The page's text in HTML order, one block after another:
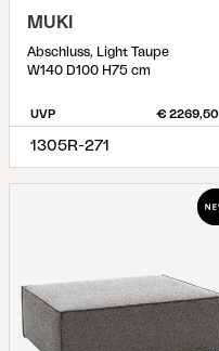
MUKI
Abschluss, Light Taupe
W140 D100 H75 cm
UVP € 2269,50
1305R-271